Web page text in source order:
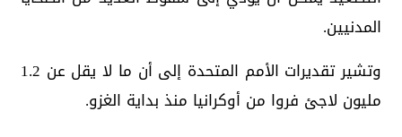
المدنيين.
وتشير تقديرات الأمم المتحدة إلى أن ما لا يقل عن 1.2
مليون لاجئ فروا من أوكرانيا منذ بداية الغزو.